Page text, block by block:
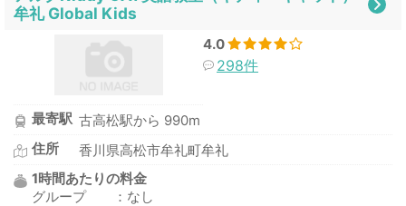
牟礼 Global Kids
4.0
298件
最寄駅 古高松駅から 990m
住所
香川県高松市牟礼町牟礼
1時間あたりの料金
グループ ：なし